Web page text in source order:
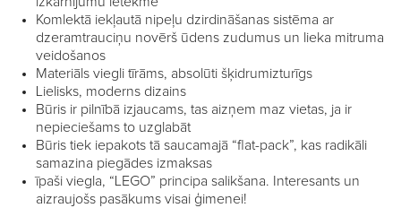
Komlektā iekļautā nipeļu dzirdināšanas sistēma ar
dzeramtrauciņu novērš ūdens zudumus un lieka mitruma
veidošanos
Materiāls viegli tīrāms, absolūti šķidrumizturīgs
Lielisks, moderns dizains
Būris ir pilnībā izjaucams, tas aizņem maz vietas, ja ir
nepieciešams to uzglabāt
Būris tiek iepakots tā saucamajā “flat-pack”, kas radikāli
samazina piegādes izmaksas
īpaši viegla, “LEGO” principa salikšana. Interesants un
aizraujošs pasākums visai ģimenei!